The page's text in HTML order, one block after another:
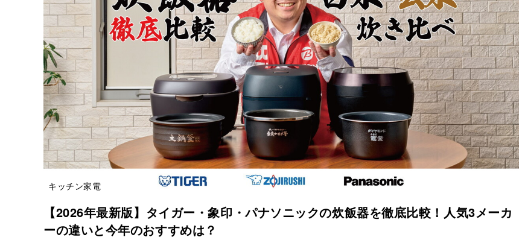
キッチン家電
【2026年最新版】タイガー・象印・パナソニックの炊飯器を徹底比較！人気3メーカ
ーの違いと今年のおすすめは？